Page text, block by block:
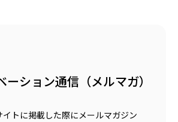
ション通信（メルマガ）
トに掲載した際にメールマガジン